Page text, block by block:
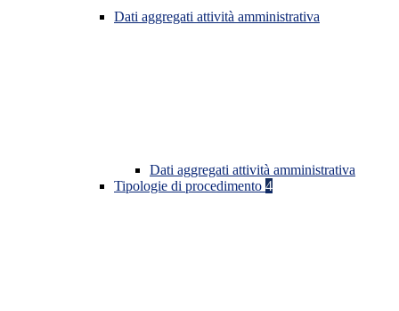
Dati aggregati attività amministrativa
Dati aggregati attività amministrativa
Tipologie di procedimento 4